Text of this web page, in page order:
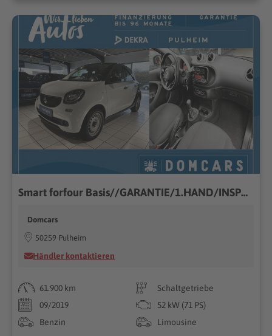
Smart forfour Basis//GARANTIE/1.HAND/INSPEKTION NEU//
Domcars
50259 Pulheim
Händler kontaktieren
61.900 km
Schaltgetriebe
09/2019
52 kW (71 PS)
Benzin
Limousine